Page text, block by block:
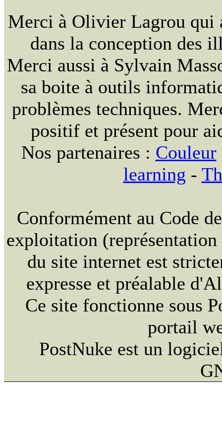
Merci à Olivier Lagrou qui
dans la conception des
Merci aussi à Sylvain
sa boite à outils
problèmes techniques.
positif et présent pour
Nos partenaires : Couleur
learning -
Conformément au Code
exploitation
du site internet est
expresse et préalable
Ce site fonctionne sous
portail
PostNuke est un